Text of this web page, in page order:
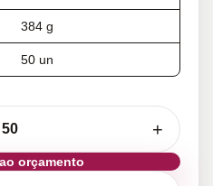
384 g
50 un
+
orçamento